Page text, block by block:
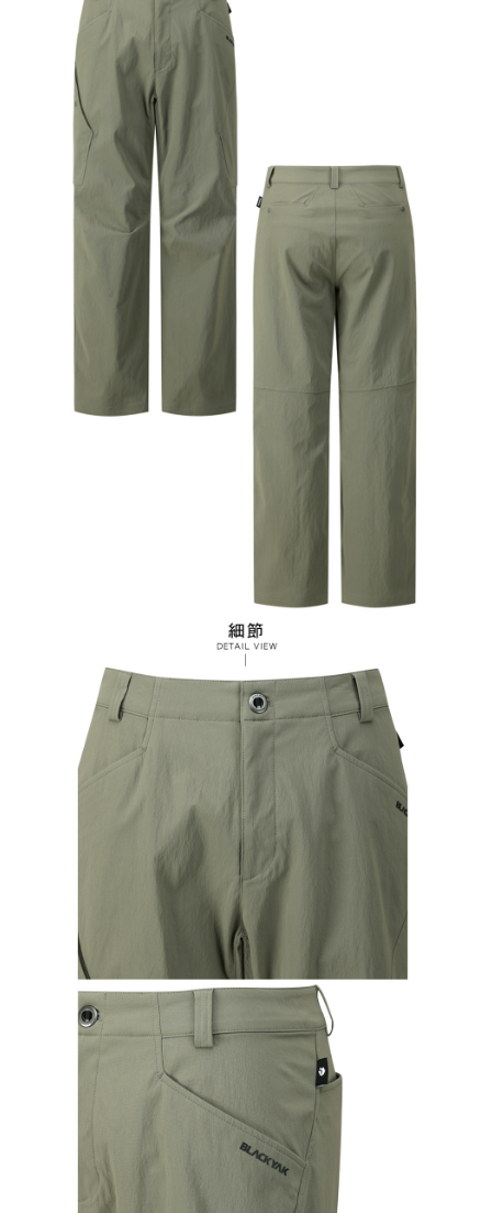
５．嚴禁一人註冊多個帳號或使用他人資訊註冊。若發現惡意使用之情形，
恩沛科技股份有限公司將有權停止該用戶之使用額度並採取法律行動。